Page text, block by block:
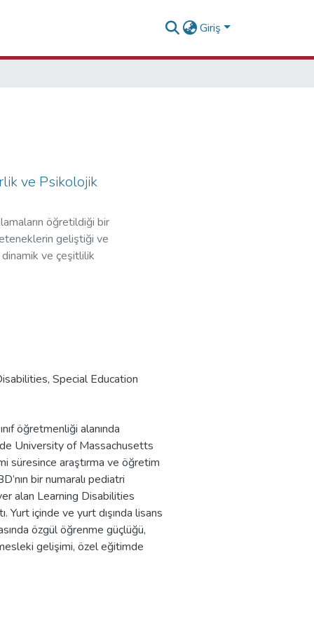
Giriş
ve Psikolojik
öğretildiği bir
geliştiği ve
dinamik ve çeşitlilik
Special Education
öğretmenliği alanında
University of Massachusetts
süresince araştırma ve öğretim
bir numaralı pediatri
alan Learning Disabilities
Yurt içinde ve yurt dışında lisans
özgül öğrenme güçlüğü,
gelişimi, özel eğitimde